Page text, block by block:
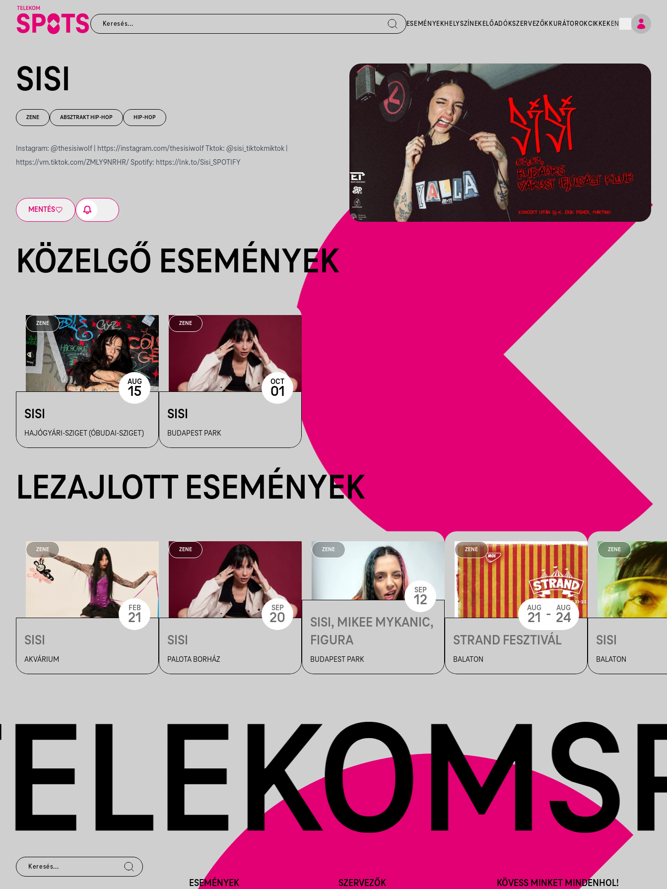
ESEMÉNYEKHELYSZÍNEK ELŐADÓKSZERVEZŐK KURÁTOROKCIKKEK EN
SISI
ZENE ABSZTRAKT HIP-HOP HIP-HOP
Instagram: @thesisiwolf | https://instagram.com/thesisiwolf Tktok: @sisi_tiktokmiktok |
https://vm.tiktok.com/ZMLY9NRHR/ Spotify: https://lnk.to/Sisi_SPOTIFY
MENTÉS
KÖZELGŐ ESEMÉNYEK
ZENE
SISI
HAJÓGYÁRI-SZIGET (ÓBUDAI-SZIGET)
AUG
15
ZENE
SISI
BUDAPEST PARK
OCT
01
LEZAJLOTT ESEMÉNYEK
ZENE
SISI
AKVÁRIUM
FEB
21
ZENE
SISI
PALOTA BORHÁZ
SEP
20
ZENE
SISI, MIKEE MYKANIC,
FIGURA
BUDAPEST PARK
SEP
12
ZENE
STRAND FESZTIVÁL
BALATON
AUG
21 - AUG
24
ZENE
SISI
BALATON
ESEMÉNYEK SZERVEZŐK KÖVESS MINKET MINDENHOL!